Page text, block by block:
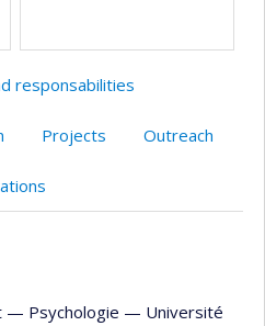
responsabilities
Projects Outreach
— Psychologie — Université